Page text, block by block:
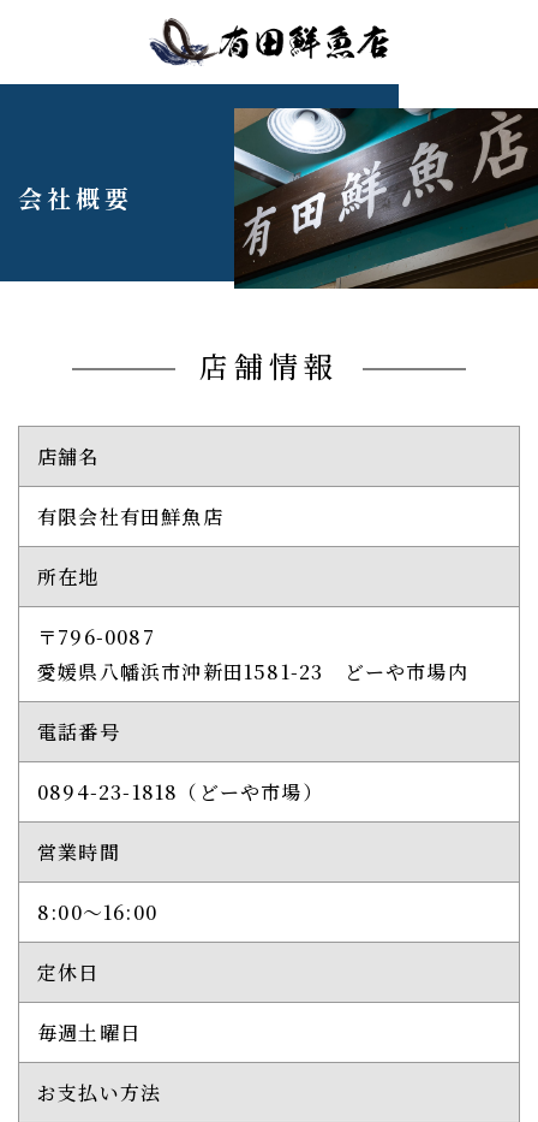
会社概要
店舗情報
店舗名
有限会社有田鮮魚店
所在地
〒796-0087
​​​​​​​愛媛県八幡浜市沖新田1581-23 どーや市場内
電話番号
0894-23-1818 （どーや市場）
営業時間
8:00〜16:00
定休日
毎週土曜日
お支払い方法